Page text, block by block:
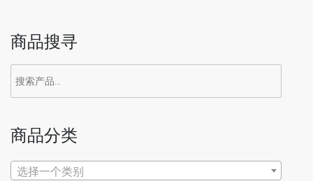
商品搜寻
搜
索：
商品分类
选择一个类别